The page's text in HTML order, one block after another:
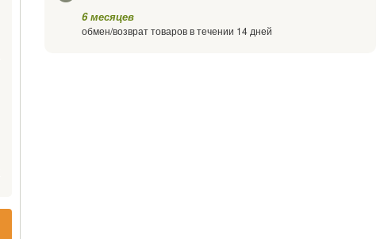
6 месяцев
обмен/возврат товаров в течении 14 дней